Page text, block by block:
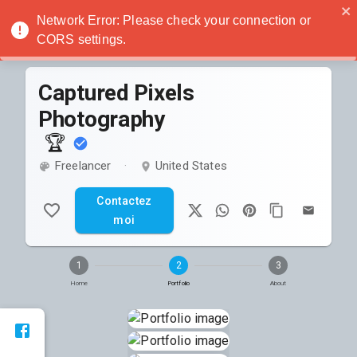
Noatanga
Captured Pixels
Photography
🏆
Freelancer · United States
Contactez
moi
1
Home
2
Portfolio
3
About
Network Error: Please check your connection or
CORS settings.